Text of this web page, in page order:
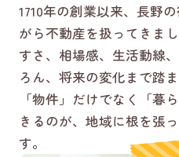
1710年の創業以来、長野
がら不動産を扱ってきま
すさ、相場感、生活動線
ろん、将来の変化まで踏
「物件」だけでなく「暮
きるのが、地域に根を張
す。